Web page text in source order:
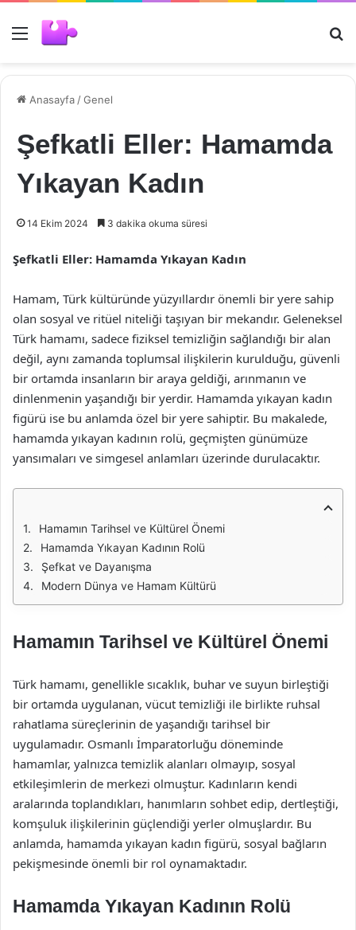
Menü
Anasayfa /Genel
Şefkatli Eller: Hamamda
Yıkayan Kadın
14 Ekim 2024 3 dakika okuma süresi
Şefkatli Eller: Hamamda Yıkayan Kadın
Hamam, Türk kültüründe yüzyıllardır önemli bir yere sahip
olan sosyal ve ritüel niteliği taşıyan bir mekandır. Geleneksel
Türk hamamı, sadece fiziksel temizliğin sağlandığı bir alan
değil, aynı zamanda toplumsal ilişkilerin kurulduğu, güvenli
bir ortamda insanların bir araya geldiği, arınmanın ve
dinlenmenin yaşandığı bir yerdir. Hamamda yıkayan kadın
figürü ise bu anlamda özel bir yere sahiptir. Bu makalede,
hamamda yıkayan kadının rolü, geçmişten günümüze
yansımaları ve simgesel anlamları üzerinde durulacaktır.
Hamamın Tarihsel ve Kültürel Önemi
Hamamda Yıkayan Kadının Rolü
Şefkat ve Dayanışma
Modern Dünya ve Hamam Kültürü
Hamamın Tarihsel ve Kültürel Önemi
Türk hamamı, genellikle sıcaklık, buhar ve suyun birleştiği
bir ortamda uygulanan, vücut temizliği ile birlikte ruhsal
rahatlama süreçlerinin de yaşandığı tarihsel bir
uygulamadır. Osmanlı İmparatorluğu döneminde
hamamlar, yalnızca temizlik alanları olmayıp, sosyal
etkileşimlerin de merkezi olmuştur. Kadınların kendi
aralarında toplandıkları, hanımların sohbet edip, dertleştiği,
komşuluk ilişkilerinin güçlendiği yerler olmuşlardır. Bu
anlamda, hamamda yıkayan kadın figürü, sosyal bağların
pekişmesinde önemli bir rol oynamaktadır.
Hamamda Yıkayan Kadının Rolü